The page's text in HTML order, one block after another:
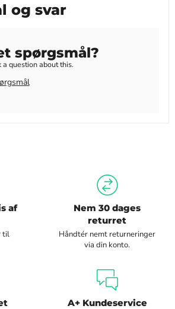
og svar
spørgsmål?
question about this.
af
til
Nem 30 dages
returret
Håndtér nemt returneringer
via din konto.
A+ Kundeservice